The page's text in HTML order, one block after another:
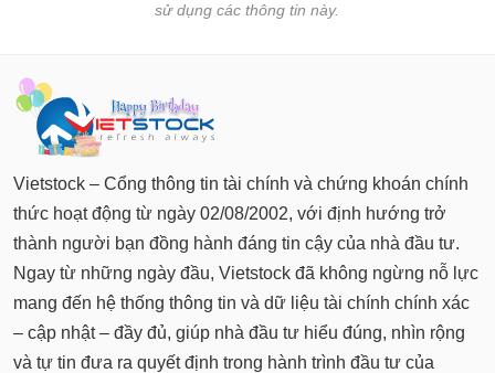
sử dụng các thông tin này.
Vietstock – Cổng thông tin tài chính và chứng khoán chính
thức hoạt động từ ngày 02/08/2002, với định hướng trở
thành người bạn đồng hành đáng tin cậy của nhà đầu tư.
Ngay từ những ngày đầu, Vietstock đã không ngừng nỗ lực
mang đến hệ thống thông tin và dữ liệu tài chính chính xác
– cập nhật – đầy đủ, giúp nhà đầu tư hiểu đúng, nhìn rộng
và tự tin đưa ra quyết định trong hành trình đầu tư của